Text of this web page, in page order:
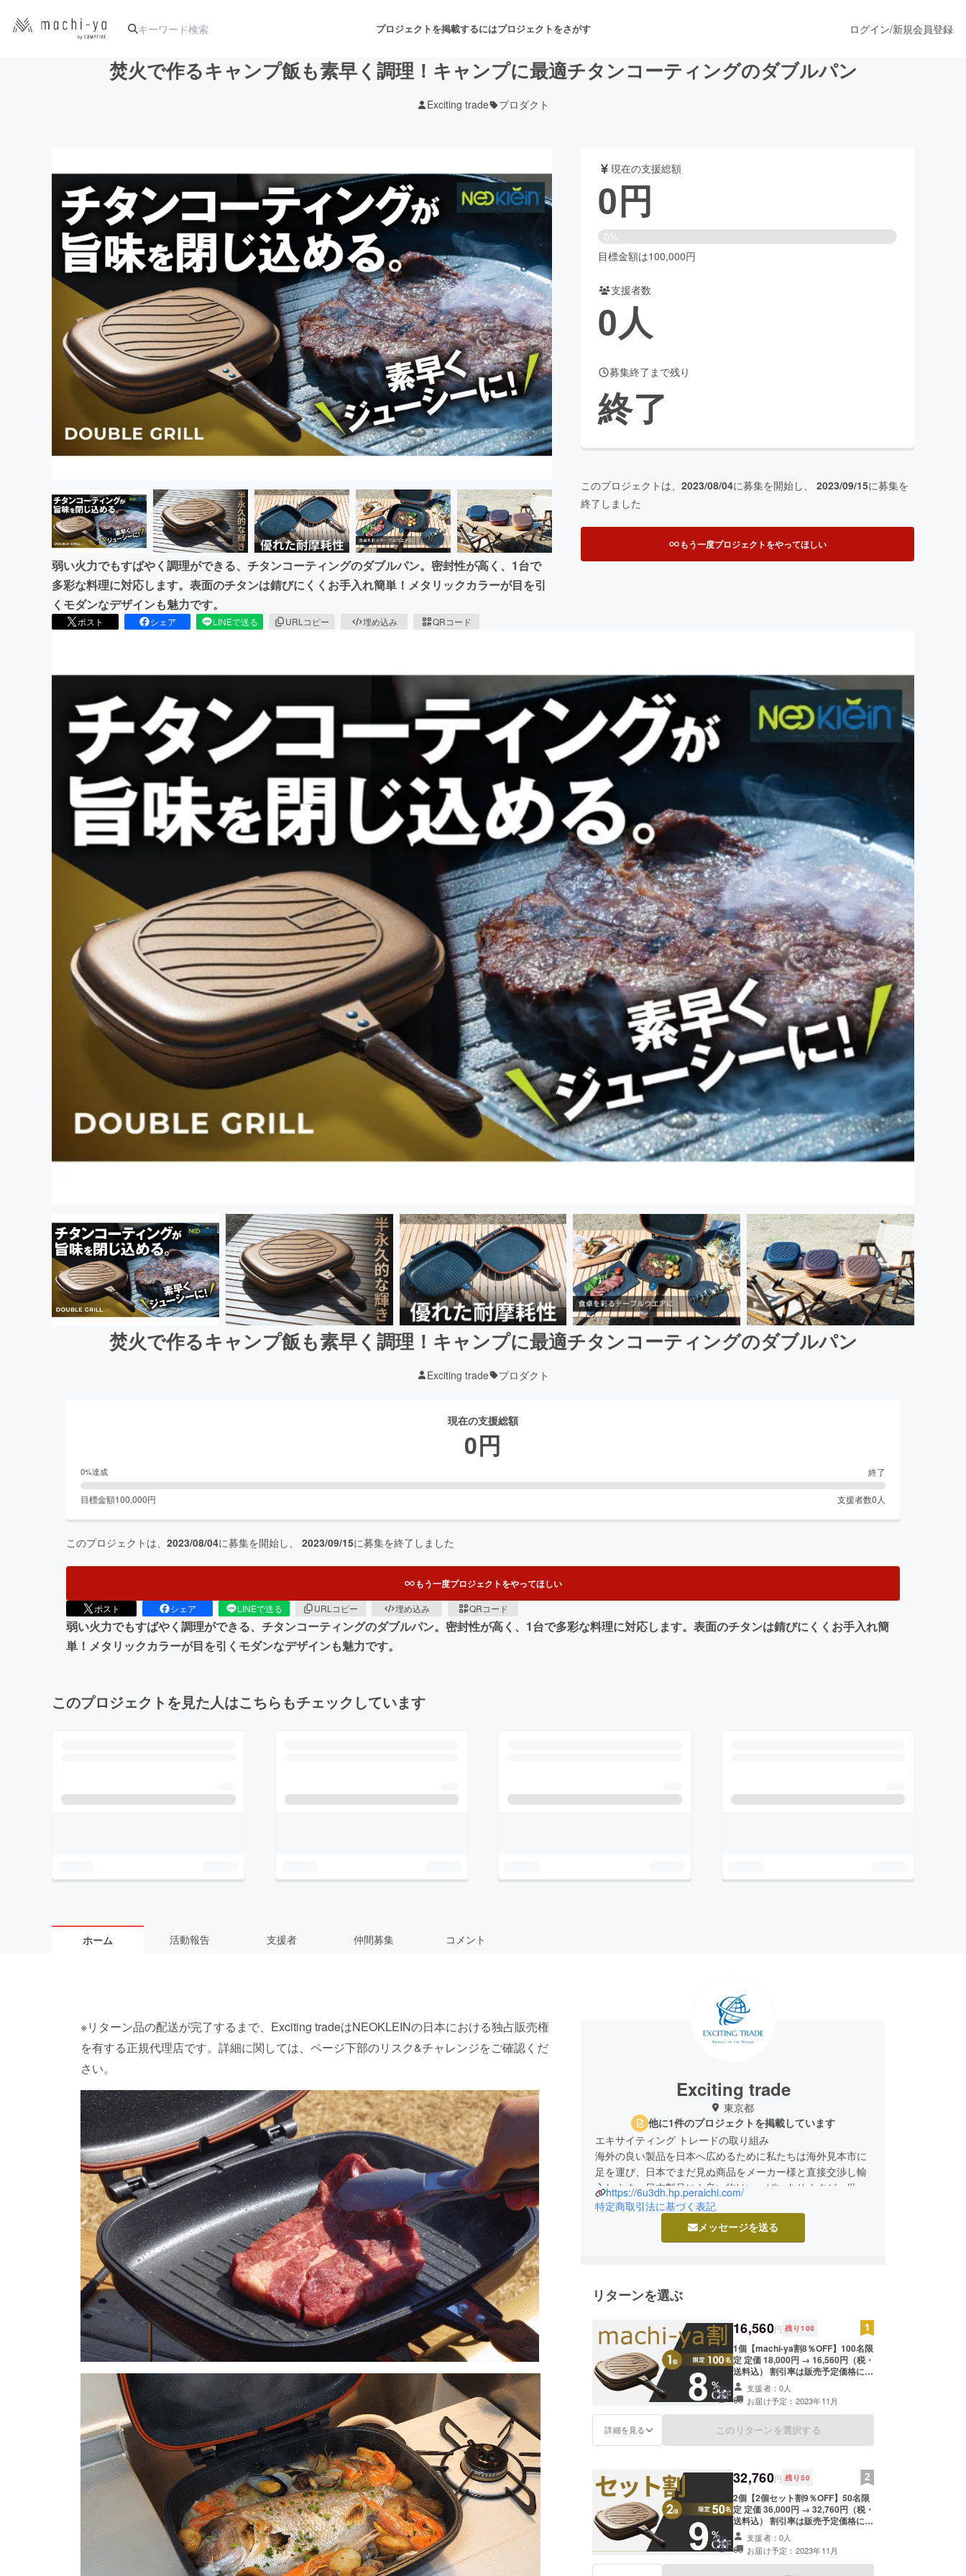
プロジェクトを掲載するにはプロジェクトをさがす
アート・写真 音楽 舞台・パフォーマンス
テクノロジー・ガジェット ゲーム・サービス開発 フード・飲食店
映像・映画 書籍・雑誌出版 アニメ・漫画
ビジネス・起業 チャレンジ ビューティー・ヘルスケア
まちづくり・地域活性化
CAMPFIRE for Social GoodCAMPFIRE Creation
CAMPFIREふるさと納税machi-yaコミュニティ
ログイン/新規会員登録
焚火で作るキャンプ飯も素早く調理！キャンプに最適チタンコーティングのダブルパン
Exciting trade プロダクト
弱い火力でもすばやく調理ができる、チタンコーティングのダブルパン。密封性が高く、1台で
多彩な料理に対応します。表面のチタンは錆びにくくお手入れ簡単！メタリックカラーが目を引
くモダンなデザインも魅力です。
ポスト シェア LINEで送る URLコピー 埋め込み QRコード
現在の支援総額
0円
0%
目標金額は100,000円
支援者数
0人
募集終了まで残り
終了
このプロジェクトは、 2023/08/04に募集を開始し、 2023/09/15に募集を
終了しました
もう一度プロジェクトをやってほしい
焚火で作るキャンプ飯も素早く調理！キャンプに最適チタンコーティングのダブルパン
Exciting trade プロダクト
現在の支援総額
0円
0%達成 終了
目標金額100,000円 支援者数0 人
このプロジェクトは、 2023/08/04に募集を開始し、 2023/09/15に募集を終了しました
もう一度プロジェクトをやってほしい
ポスト シェア LINEで送る URLコピー 埋め込み QRコード
弱い火力でもすばやく調理ができる、チタンコーティングのダブルパン。密封性が高く、1台で多彩な料理に対応します。表面のチタンは錆びにくくお手入れ簡
単！メタリックカラーが目を引くモダンなデザインも魅力です。
このプロジェクトを見た人はこちらもチェックしています
ホーム 活動報告 支援者 仲間募集 コメント
※リターン品の配送が完了するまで、Exciting tradeはNEOKLEINの日本における独占販売権
を有する正規代理店です。詳細に関しては、ページ下部のリスク&チャレンジをご確認くだ
さい。
Exciting trade
東京都
他に1件のプロジェクトを掲載しています
エキサイティング トレードの取り組み
海外の良い製品を日本へ広めるために私たちは海外見本市に
足を運び、日本でまだ見ぬ商品をメーカー様と直接交渉し輸
入します。日本製品にも良い物はいっぱいありますが、世界
中にも素晴らしい商品がたくさんあります。その中でも先進
的な商品やおもしろい商品を選りすぐり皆様へお届けしま
https://6u3dh.hp.peraichi.com/
特定商取引法に基づく表記
メッセージを送る
リターンを選ぶ
16,560円 残り 100
1個【machi-ya割8％OFF】100名限
定 定価 18,000円 → 16,560円（税・
送料込） 割引率は販売予定価格に送
料を含む合計金額に対するもので
す。 【内容】 ■DOUBLE GRILL × 1
＜カラー＞ 1. Gold 2. Ocean 3.
Royal 4. Black ※カラーをお選びく
ださい。 ※製造状況により出荷時期
支援者：0人
お届け予定：2023年11月
詳細を見る このリターンを選択する
32,760円 残り 50
2個【2個セット割9％OFF】50名限
定 定価 36,000円 → 32,760円（税・
送料込） 割引率は販売予定価格に送
料を含む合計金額に対するもので
す。 【内容】 ■DOUBLE GRILL × 2
＜カラー＞ 1. Gold 2. Ocean 3.
Royal 4. Black ※カラーをお選びく
支援者：0人
お届け予定：2023年11月